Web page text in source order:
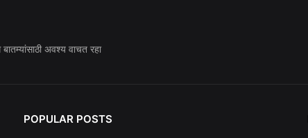
बातम्यांसाठी अवश्य वाचत रहा
POPULAR POSTS